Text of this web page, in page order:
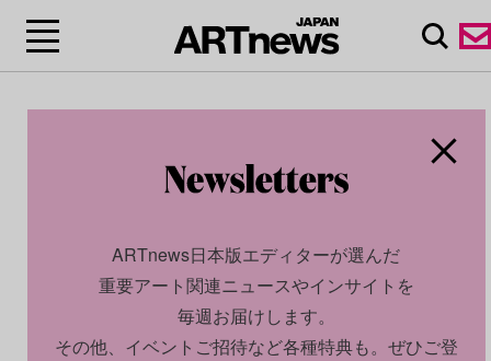
ARTnews日本版エディターが選んだ
重要アート関連ニュースやインサイトを
毎週お届けします。
その他、イベントご招待など各種特典も。ぜひご登